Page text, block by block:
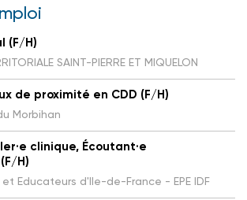
(F/H)
SAINT-PIERRE ET MIQUELON
de proximité en CDD (F/H)
Morbihan
clinique, Écoutant·e
H)
Educateurs d'Ile-de-France - EPE IDF